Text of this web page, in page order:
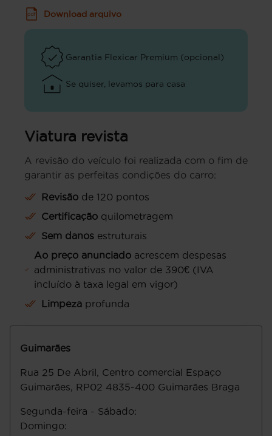
Download arquivo
Garantia Flexicar Premium (opcional)
Se quiser, levamos para casa
Viatura revista
A revisão do veículo foi realizada com o fim de
garantir as perfeitas condições do carro:
Revisão de 120 pontos
Certificação quilometragem
Sem danos estruturais
Ao preço anunciado acrescem despesas
administrativas no valor de 390€ (IVA
incluído à taxa legal em vigor)
Limpeza profunda
Guimarães
Rua 25 De Abril, Centro comercial Espaço
Guimarães, RP02 4835-400 Guimarães Braga
Segunda-feira - Sábado:
Domingo: